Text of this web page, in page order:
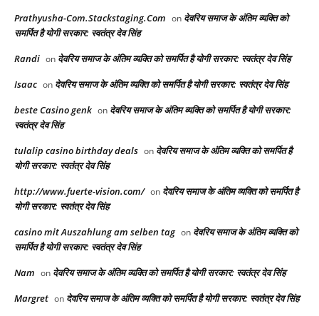
Prathyusha-Com.Stackstaging.Com on देवरिय समाज के अंतिम व्यक्ति को
समर्पित है योगी सरकार: स्वतंत्र देव सिंह
Randi on देवरिय समाज के अंतिम व्यक्ति को समर्पित है योगी सरकार: स्वतंत्र देव सिंह
Isaac on देवरिय समाज के अंतिम व्यक्ति को समर्पित है योगी सरकार: स्वतंत्र देव सिंह
beste Casino genk on देवरिय समाज के अंतिम व्यक्ति को समर्पित है योगी सरकार:
स्वतंत्र देव सिंह
tulalip casino birthday deals on देवरिय समाज के अंतिम व्यक्ति को समर्पित है
योगी सरकार: स्वतंत्र देव सिंह
http://www.fuerte-vision.com/ on देवरिय समाज के अंतिम व्यक्ति को समर्पित है
योगी सरकार: स्वतंत्र देव सिंह
casino mit Auszahlung am selben tag on देवरिय समाज के अंतिम व्यक्ति को
समर्पित है योगी सरकार: स्वतंत्र देव सिंह
Nam on देवरिय समाज के अंतिम व्यक्ति को समर्पित है योगी सरकार: स्वतंत्र देव सिंह
Margret on देवरिय समाज के अंतिम व्यक्ति को समर्पित है योगी सरकार: स्वतंत्र देव सिंह